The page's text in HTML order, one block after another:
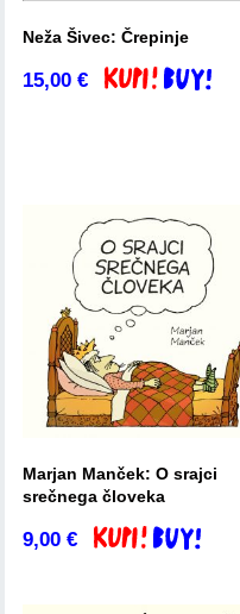
Neža Šivec: Črepinje
15,00€ Dodaj v košarico
Marjan Manček: O srajci
srečnega človeka
9,00€ Dodaj v košarico